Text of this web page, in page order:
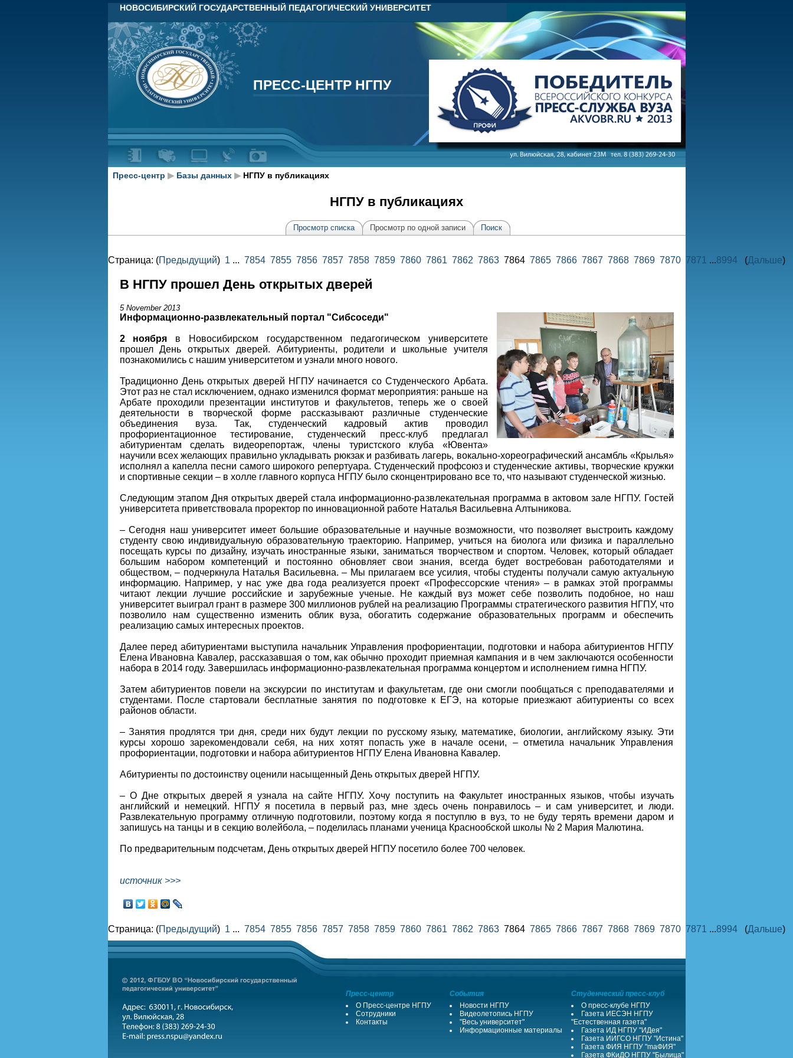
НОВОСИБИРСКИЙ ГОСУДАРСТВЕННЫЙ ПЕДАГОГИЧЕСКИЙ УНИВЕРСИТЕТ
ПРЕСС-ЦЕНТР НГПУ
ПРЕСС-ЦЕНТР НГПУ
Пресс-центр ▶ Базы данных ▶НГПУ в публикациях
НГПУ в публикациях
Просмотр списка Просмотр по одной записи Поиск
Страница: (Предыдущий) 1... 7854 7855 7856 7857 7858 7859 7860 7861 7862 78637864 7865 7866 7867 7868 7869 7870 7871 ...8994 (Дальше)
В НГПУ прошел День открытых дверей
5 November 2013
Информационно-развлекательный портал "Сибсоседи"
2 ноября в Новосибирском государственном педагогическом университете
прошел День открытых дверей. Абитуриенты, родители и школьные учителя
познакомились с нашим университетом и узнали много нового.
Традиционно День открытых дверей НГПУ начинается со Студенческого Арбата.
Этот раз не стал исключением, однако изменился формат мероприятия: раньше на
Арбате проходили презентации институтов и факультетов, теперь же о своей
деятельности в творческой форме рассказывают различные студенческие
объединения вуза. Так, студенческий кадровый актив проводил
профориентационное тестирование, студенческий пресс-клуб предлагал
абитуриентам сделать видеорепортаж, члены туристского клуба «Ювента»
научили всех желающих правильно укладывать рюкзак и разбивать лагерь, вокально-хореографический ансамбль «Крылья»
исполнял а капелла песни самого широкого репертуара. Студенческий профсоюз и студенческие активы, творческие кружки
и спортивные секции – в холле главного корпуса НГПУ было сконцентрировано все то, что называют студенческой жизнью.
Следующим этапом Дня открытых дверей стала информационно-развлекательная программа в актовом зале НГПУ. Гостей
университета приветствовала проректор по инновационной работе Наталья Васильевна Алтыникова.
– Сегодня наш университет имеет большие образовательные и научные возможности, что позволяет выстроить каждому
студенту свою индивидуальную образовательную траекторию. Например, учиться на биолога или физика и параллельно
посещать курсы по дизайну, изучать иностранные языки, заниматься творчеством и спортом. Человек, который обладает
большим набором компетенций и постоянно обновляет свои знания, всегда будет востребован работодателями и
обществом, – подчеркнула Наталья Васильевна. – Мы прилагаем все усилия, чтобы студенты получали самую актуальную
информацию. Например, у нас уже два года реализуется проект «Профессорские чтения» – в рамках этой программы
читают лекции лучшие российские и зарубежные ученые. Не каждый вуз может себе позволить подобное, но наш
университет выиграл грант в размере 300 миллионов рублей на реализацию Программы стратегического развития НГПУ, что
позволило нам существенно изменить облик вуза, обогатить содержание образовательных программ и обеспечить
реализацию самых интересных проектов.
Далее перед абитуриентами выступила начальник Управления профориентации, подготовки и набора абитуриентов НГПУ
Елена Ивановна Кавалер, рассказавшая о том, как обычно проходит приемная кампания и в чем заключаются особенности
набора в 2014 году. Завершилась информационно-развлекательная программа концертом и исполнением гимна НГПУ.
Затем абитуриентов повели на экскурсии по институтам и факультетам, где они смогли пообщаться с преподавателями и
студентами. После стартовали бесплатные занятия по подготовке к ЕГЭ, на которые приезжают абитуриенты со всех
районов области.
– Занятия продлятся три дня, среди них будут лекции по русскому языку, математике, биологии, английскому языку. Эти
курсы хорошо зарекомендовали себя, на них хотят попасть уже в начале осени, – отметила начальник Управления
профориентации, подготовки и набора абитуриентов НГПУ Елена Ивановна Кавалер.
Абитуриенты по достоинству оценили насыщенный День открытых дверей НГПУ.
– О Дне открытых дверей я узнала на сайте НГПУ. Хочу поступить на Факультет иностранных языков, чтобы изучать
английский и немецкий. НГПУ я посетила в первый раз, мне здесь очень понравилось – и сам университет, и люди.
Развлекательную программу отличную подготовили, поэтому когда я поступлю в вуз, то не буду терять времени даром и
запишусь на танцы и в секцию волейбола, – поделилась планами ученица Краснообской школы № 2 Мария Малютина.
По предварительным подсчетам, День открытых дверей НГПУ посетило более 700 человек.
источник >>>
Страница: (Предыдущий) 1 ... 7854 7855 7856 7857 7858 7859 7860 7861 7862 78637864 7865 7866 7867 7868 7869 7870 7871 ...8994(Дальше)
Пресс-центр События
Студенческий пресс-клуб
О Пресс-центре НГПУ
Сотрудники
Контакты
Новости НГПУ
Видеолетопись НГПУ
"Весь университет"
Информационные материалы
О пресс-клубе НГПУ
Газета ИЕСЭН НГПУ
"Естественная газета"
Газета ИД НГПУ "ИДея"
Газета ИИГСО НГПУ "Истина"
Газета ФИЯ НГПУ "maФИЯ"
Газета ФКиДО НГПУ "Былица"